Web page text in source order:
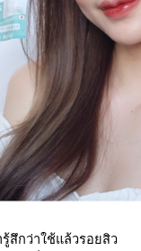
สึกว่าใช้แล้วรอยสิว